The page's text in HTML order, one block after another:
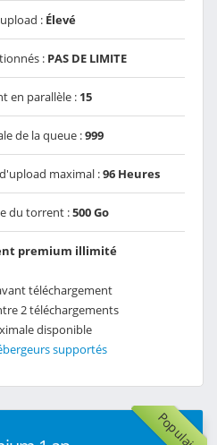
: Élevé
: PAS DE LIMITE
en parallèle : 15
de la queue :999
maximal :96 Heures
du torrent :500 Go
premium illimité
téléchargement
2 téléchargements
disponible
supportés